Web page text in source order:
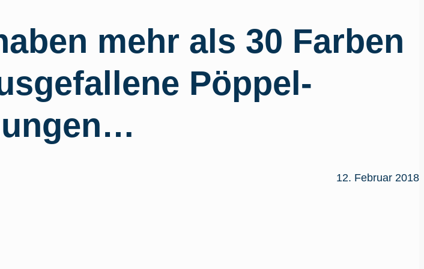
mehr als 30 Farben
Pöppel-
12. Februar 2018